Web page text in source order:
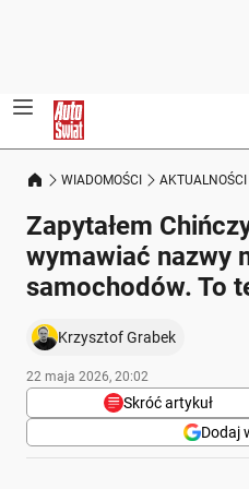
WIADOMOŚCI AKTUALNOŚCI
Zapytałem
wymawiać nazwy
samochodów. To
Krzysztof Grabek
22 maja 2026, 20:02
Skróć artykuł
Dodaj